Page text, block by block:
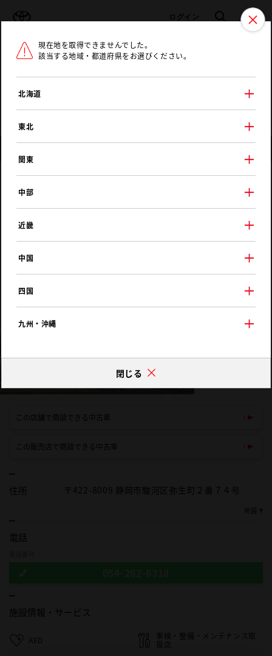
ログイン 検索 メニュ
ラインアップ オーナーサポート
現在地を取得できませんでした。
該当する地域・都道府県をお選びください。
北海道
東北
関東
中部
近畿
中国
四国
九州・沖縄
閉じる
トヨタ認定中古車 メニュー
トヨタユナイテッド静岡
草薙店
この店舗で商談できる中古車
この販売店で商談できる中古車
住所 〒422-8009 静岡市駿河区弥生町２番７４号
電話
施設情報・ サービス
AED
車検・整備・メンテナンス取
扱店